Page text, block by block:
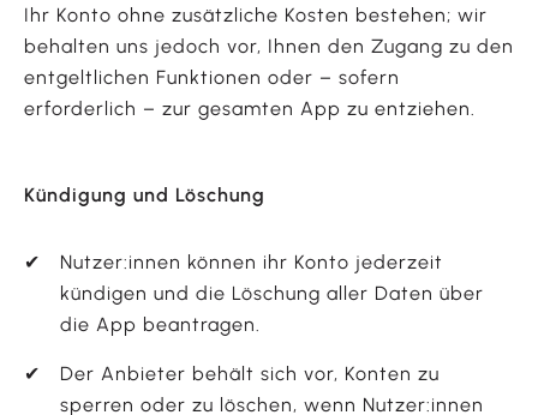
Ihr Konto ohne zusätzliche Kosten bestehen; wir
behalten uns jedoch vor, Ihnen den Zugang zu den
entgeltlichen Funktionen oder – sofern
erforderlich – zur gesamten App zu entziehen.
Kündigung und Löschung
Nutzer:innen können ihr Konto jederzeit
kündigen und die Löschung aller Daten über
die App beantragen.
Der Anbieter behält sich vor, Konten zu
sperren oder zu löschen, wenn Nutzer:innen